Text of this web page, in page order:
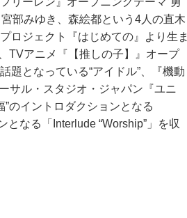
部みゆき、森絵都という4人の直木
ロジェクト『はじめての』より生ま
、TVアニメ『【推しの子】』オープ
題となっている“アイドル”、『機動
サル・スタジオ・ジャパン『ユニ
のイントロダクションとなる
となる「Interlude “Worship”」を収